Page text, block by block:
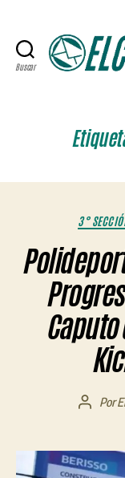
Buscar
3°
Autor
entrada
Por